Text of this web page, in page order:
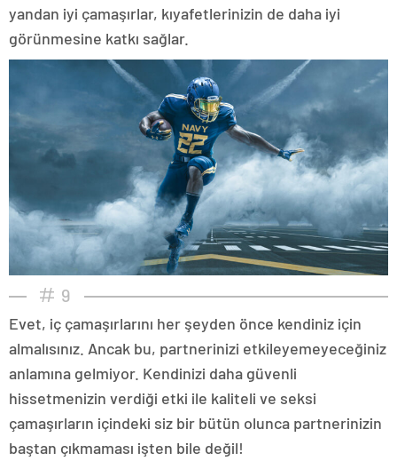
yandan iyi çamaşırlar, kıyafetlerinizin de daha iyi
görünmesine katkı sağlar.
9
Evet, iç çamaşırlarını her şeyden önce kendiniz için
almalısınız. Ancak bu, partnerinizi etkileyemeyeceğiniz
anlamına gelmiyor. Kendinizi daha güvenli
hissetmenizin verdiği etki ile kaliteli ve seksi
çamaşırların içindeki siz bir bütün olunca partnerinizin
baştan çıkmaması işten bile değil!